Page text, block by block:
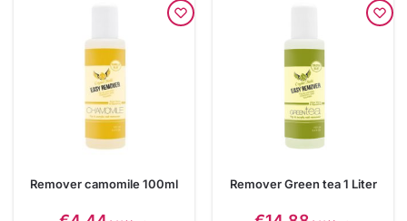
Remover camomile 100ml Remover Green tea 1 Liter